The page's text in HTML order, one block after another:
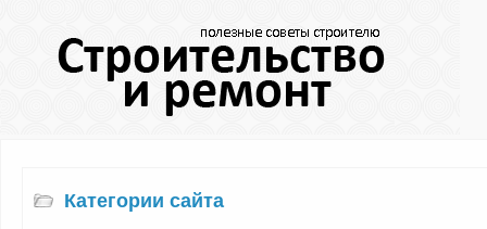
Категории сайта